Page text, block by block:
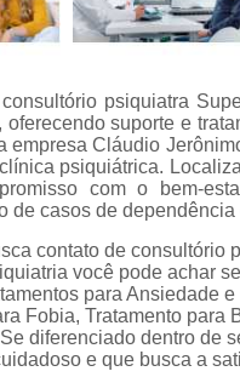
psiquiatra
oferecendo suporte e
empresa Cláudio
psiquiátrica.
com o bem-
de casos de
contato de consultório
você pode achar
para Ansiedade
Fobia, Tratamento para
diferenciado dentro de
e que busca a